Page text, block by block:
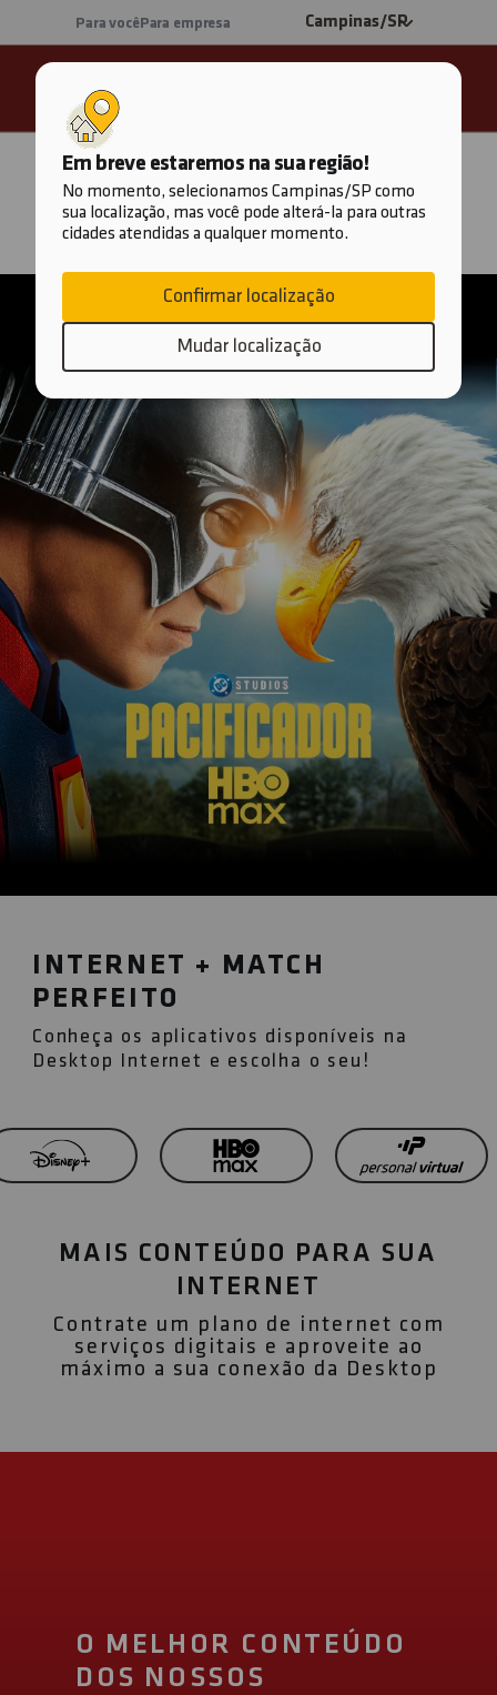
Campinas/SP
Em breve estaremos na sua região!
No momento, selecionamos Campinas/SP como
sua localização, mas você pode alterá-la para outras
cidades atendidas a qualquer momento.
Confirmar localização
Mudar localização
Para vocêPara empresa
ÁREA DO CLIENTE
PRODUTOS E SERVIÇOS
PLANOS GIGA
2ª via do boleto
Sobre a Desktop
Trabalhe conosco
Seus
aplicativos Assine pelo
WhatsApp
INTERNET + MATCH
PERFEITO
Conheça os aplicativos disponíveis na
Desktop Internet e escolha o seu!
MAIS CONTEÚDO PARA SUA
INTERNET
Contrate um plano de internet com
serviços digitais e aproveite ao
máximo a sua conexão da Desktop
O MELHOR CONTEÚDO
DOS NOSSOS